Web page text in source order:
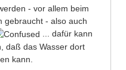
- vor allem beim
gebraucht - also auch
... dafür kann
daß das Wasser dort
kann.